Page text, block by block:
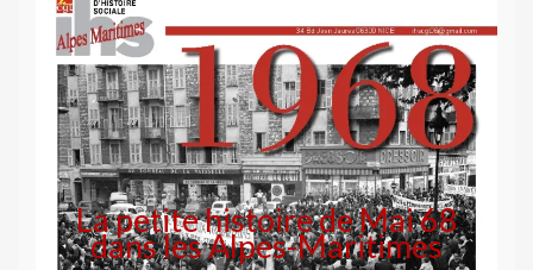
La petite histoire de Mai 68
dans les Alpes-Maritimes